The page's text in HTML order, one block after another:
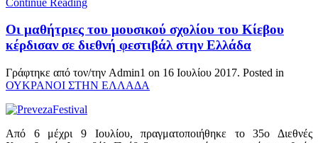
Οι μαθήτριες του μουσικού σχολίου του Κίεβου
κέρδισαν σε διεθνή φεστιβάλ στην Ελλάδα
Γράφτηκε από τον/την Admin1 on 16 Ιουλίου 2017. Posted in
ΟΥΚΡΑΝΟΙ ΣΤΗΝ ΕΛΛΑΔΑ
Από 6 μέχρι 9 Ιουλίου, πραγματοποιήθηκε το 35ο Διεθνές